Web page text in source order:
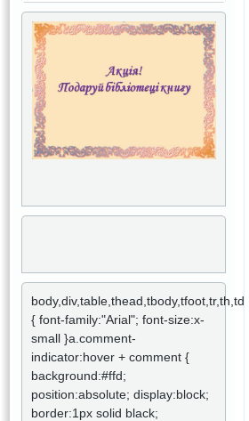
body,div,table,thead,tbody,tfoot,tr,th,td,p
{ font-family:"Arial"; font-size:x-
small }a.comment-
indicator:hover + comment {
background:#ffd;
position:absolute; display:block;
border:1px solid black;